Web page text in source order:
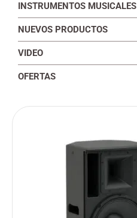
INSTRUMENTOS MUSICALES
NUEVOS PRODUCTOS
VIDEO
OFERTAS